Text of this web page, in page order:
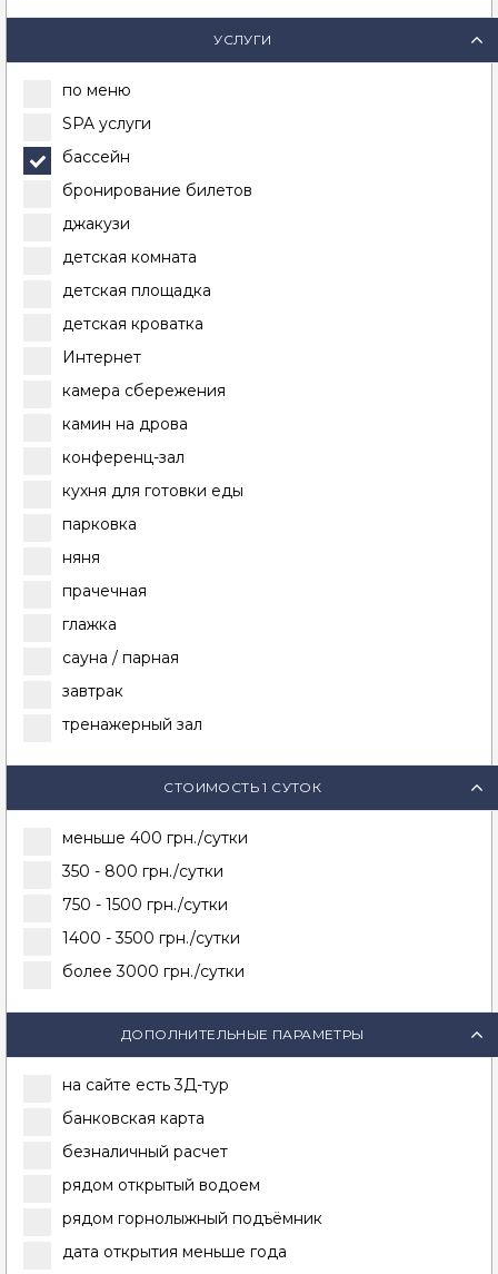
УСЛУГИ
по меню
SPA услуги
бассейн
бронирование билетов
джакузи
детская комната
детская площадка
детская кроватка
Интернет
камера сбережения
камин на дрова
конференц-зал
кухня для готовки еды
парковка
няня
прачечная
глажка
сауна / парная
завтрак
тренажерный зал
СТОИМОСТЬ 1 СУТОК
меньше 400 грн./сутки
350 - 800 грн./сутки
750 - 1500 грн./сутки
1400 - 3500 грн./сутки
более 3000 грн./сутки
ДОПОЛНИТЕЛЬНЫЕ ПАРАМЕТРЫ
на сайте есть 3Д-тур
банковская карта
безналичный расчет
рядом открытый водоем
рядом горнолыжный подъёмник
дата открытия меньше года